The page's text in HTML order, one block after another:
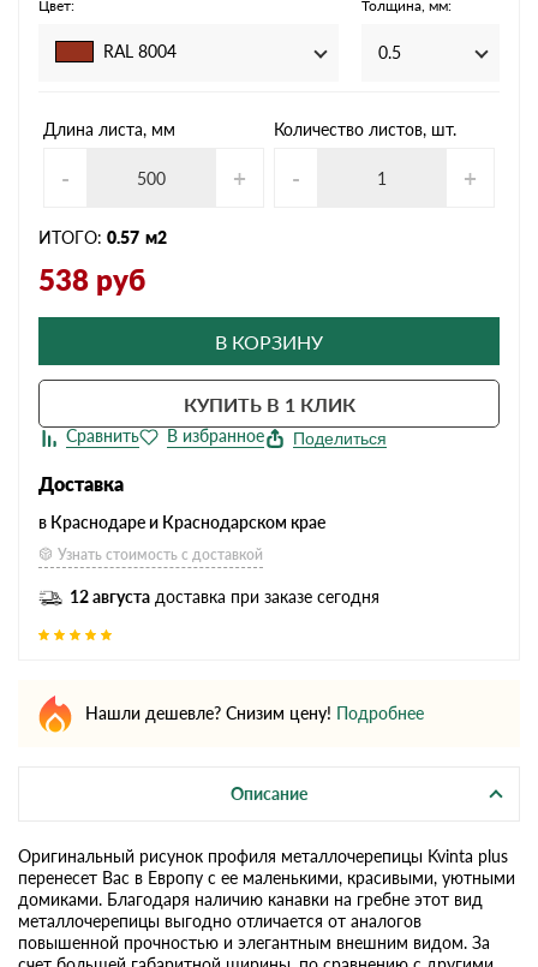
Цвет:
RAL 8004
Толщина, мм:
0.5
Длина листа, мм
- +
Количество листов, шт.
- +
ИТОГО: 0.57 м2
538 руб
В КОРЗИНУ
КУПИТЬ В 1 КЛИК
Поделиться
Доставка
в Краснодаре и Краснодарском крае
Узнать стоимость с доставкой
12 августа доставка при заказе сегодня
Нашли дешевле? Снизим цену! Подробнее
Описание
Оригинальный рисунок профиля металлочерепицы Kvinta plus
перенесет Вас в Европу с ее маленькими, красивыми, уютными
домиками. Благодаря наличию канавки на гребне этот вид
металлочерепицы выгодно отличается от аналогов
повышенной прочностью и элегантным внешним видом. За